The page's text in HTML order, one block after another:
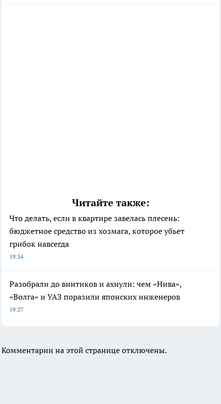
Читайте также:
Что делать, если в квартире завелась плесень:
бюджетное средство из хозмага, которое убьет
грибок навсегда
19:54
Разобрали до винтиков и ахнули: чем «Нива»,
«Волга» и УАЗ поразили японских инженеров
19:27
Комментарии на этой странице отключены.